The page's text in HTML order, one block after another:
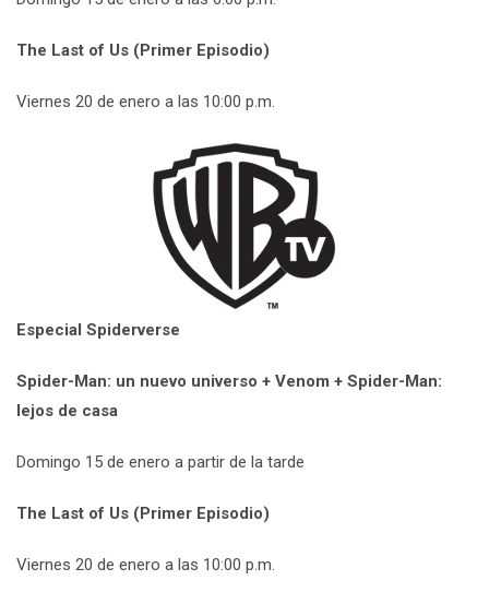
The Last of Us (Primer Episodio)
Viernes 20 de enero a las 10:00 p.m.
Especial Spiderverse
Spider-Man: un nuevo universo + Venom + Spider-Man:
lejos de casa
Domingo 15 de enero a partir de la tarde
The Last of Us (Primer Episodio)
Viernes 20 de enero a las 10:00 p.m.